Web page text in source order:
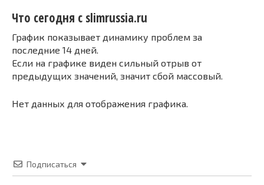
Что сегодня с slimrussia.ru
График показывает динамику проблем за
последние 14 дней.
Если на графике виден сильный отрыв от
предыдущих значений, значит сбой массовый.
Нет данных для отображения графика.
Подписаться